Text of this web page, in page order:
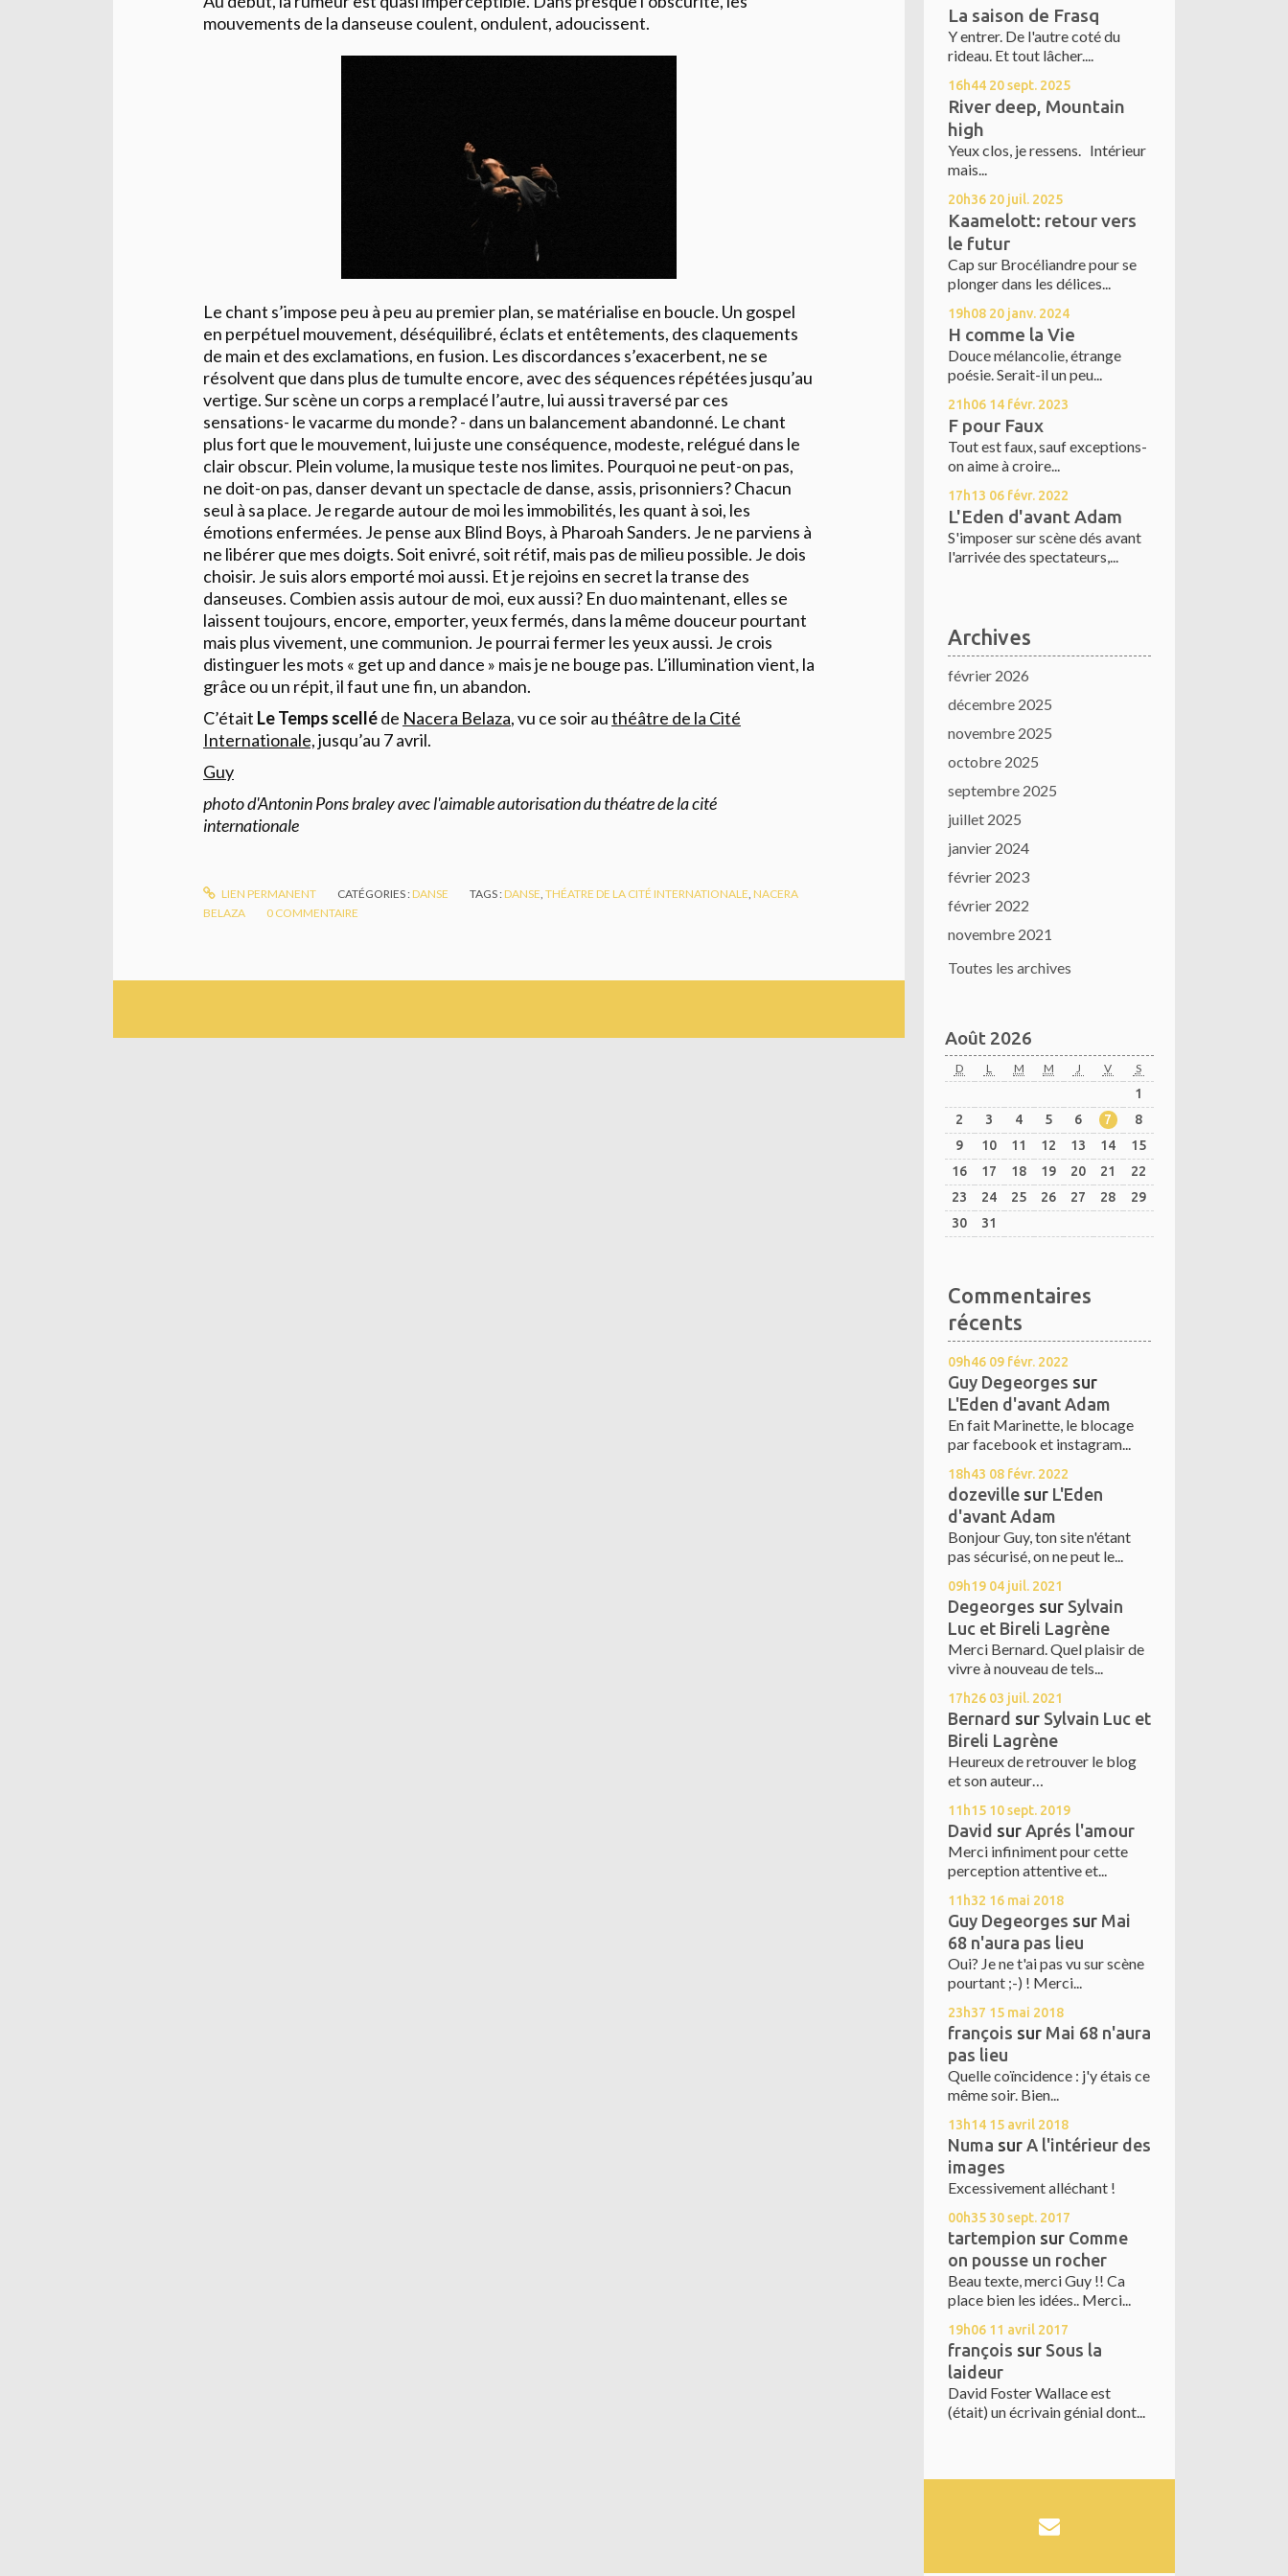
mouvements de la danseuse coulent, ondulent, adoucissent.
Le chant s’impose peu à peu au premier plan, se matérialise en boucle. Un gospel
en perpétuel mouvement, déséquilibré, éclats et entêtements, des claquements
de main et des exclamations, en fusion. Les discordances s’exacerbent, ne se
résolvent que dans plus de tumulte encore, avec des séquences répétées jusqu’au
vertige. Sur scène un corps a remplacé l’autre, lui aussi traversé par ces
sensations- le vacarme du monde? - dans un balancement abandonné. Le chant
plus fort que le mouvement, lui juste une conséquence, modeste, relégué dans le
clair obscur. Plein volume, la musique teste nos limites. Pourquoi ne peut-on pas,
ne doit-on pas, danser devant un spectacle de danse, assis, prisonniers? Chacun
seul à sa place. Je regarde autour de moi les immobilités, les quant à soi, les
émotions enfermées. Je pense aux Blind Boys, à Pharoah Sanders. Je ne parviens à
ne libérer que mes doigts. Soit enivré, soit rétif, mais pas de milieu possible. Je dois
choisir. Je suis alors emporté moi aussi. Et je rejoins en secret la transe des
danseuses. Combien assis autour de moi, eux aussi? En duo maintenant, elles se
laissent toujours, encore, emporter, yeux fermés, dans la même douceur pourtant
mais plus vivement, une communion. Je pourrai fermer les yeux aussi. Je crois
distinguer les mots « get up and dance » mais je ne bouge pas. L’illumination vient, la
grâce ou un répit, il faut une fin, un abandon.
C’était Le Temps scelléde Nacera Belaza, vu ce soir authéâtre de la Cité
Internationale,jusqu’au 7 avril.
Guy
photo d'Antonin Pons braley avec l'aimable autorisation du théatre de la cité
internationale
LIEN PERMANENT CATÉGORIES :DANSE TAGS :DANSE ,THÉATRE DE LA CITÉ INTERNATIONALE ,NACERA
BELAZA
0 COMMENTAIRE
La saison de Frasq
Y entrer. De l'autre coté du
rideau. Et tout lâcher....
16h44 20sept. 2025
River deep, Mountain
high
Yeux clos, je ressens. Intérieur
mais...
20h36 20 juil. 2025
Kaamelott: retour vers
le futur
Cap sur Brocéliandre pour se
plonger dans les délices...
19h08 20 janv. 2024
H comme la Vie
Douce mélancolie, étrange
poésie. Serait-il un peu...
21h06 14 févr. 2023
F pour Faux
Tout est faux, sauf exceptions-
on aime à croire...
17h13 06 févr. 2022
L'Eden d'avant Adam
S'imposer sur scène dés avant
l'arrivée des spectateurs,...
Archives
février 2026
décembre 2025
novembre 2025
octobre 2025
septembre 2025
juillet 2025
janvier 2024
février 2023
février 2022
novembre 2021
Toutes les archives
Août 2026
D L M M J V S
1
2
3 4 5 6 7
8
9
10 11 12 13 14
15
16
17 18 19 20 21
22
23
24 25 26 27 28
29
30
31
Commentaires
récents
09h46 09 févr. 2022
Guy Degeorges sur
L'Eden d'avant Adam
En fait Marinette, le blocage
par facebook et instagram...
18h43 08 févr. 2022
dozeville sur L'Eden
d'avant Adam
Bonjour Guy, ton site n'étant
pas sécurisé, on ne peut le...
09h19 04 juil. 2021
Degeorges sur Sylvain
Luc et Bireli Lagrène
Merci Bernard. Quel plaisir de
vivre à nouveau de tels...
17h26 03 juil. 2021
Bernard sur Sylvain Luc et
Bireli Lagrène
Heureux de retrouver le blog
et son auteur…
11h15 10sept. 2019
David sur Aprés l'amour
Merci infiniment pour cette
perception attentive et...
11h32 16 mai 2018
Guy Degeorges sur Mai
68 n'aura pas lieu
Oui? Je ne t'ai pas vu sur scène
pourtant ;-) ! Merci...
23h37 15 mai 2018
françois sur Mai 68 n'aura
pas lieu
Quelle coïncidence : j'y étais ce
même soir. Bien...
13h14 15 avril 2018
Numa sur A l'intérieur des
images
Excessivement alléchant !
00h35 30sept. 2017
tartempion sur Comme
on pousse un rocher
Beau texte, merci Guy !! Ca
place bien les idées.. Merci...
19h06 11 avril 2017
françois sur Sous la
laideur
David Foster Wallace est
(était) un écrivain génial dont...